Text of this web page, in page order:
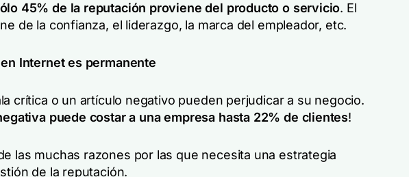
45% de la reputación proviene del producto o servicio. El
de la confianza, el liderazgo, la marca del empleador, etc.
Internet es permanente
crítica o un artículo negativo pueden perjudicar a su negocio.
puede costar a una empresa hasta 22% de clientes!
las muchas razones por las que necesita una estrategia
de la reputación.